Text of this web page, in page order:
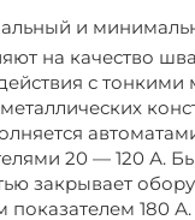
и
на качество
с тонкими
20 — 120 А.
закрывает
показателем 180 А.